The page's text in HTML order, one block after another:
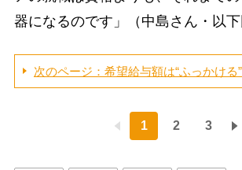
器になるのです」（中島さん・以下
次のページ：希望給与額は“ふっかける
1 2 3